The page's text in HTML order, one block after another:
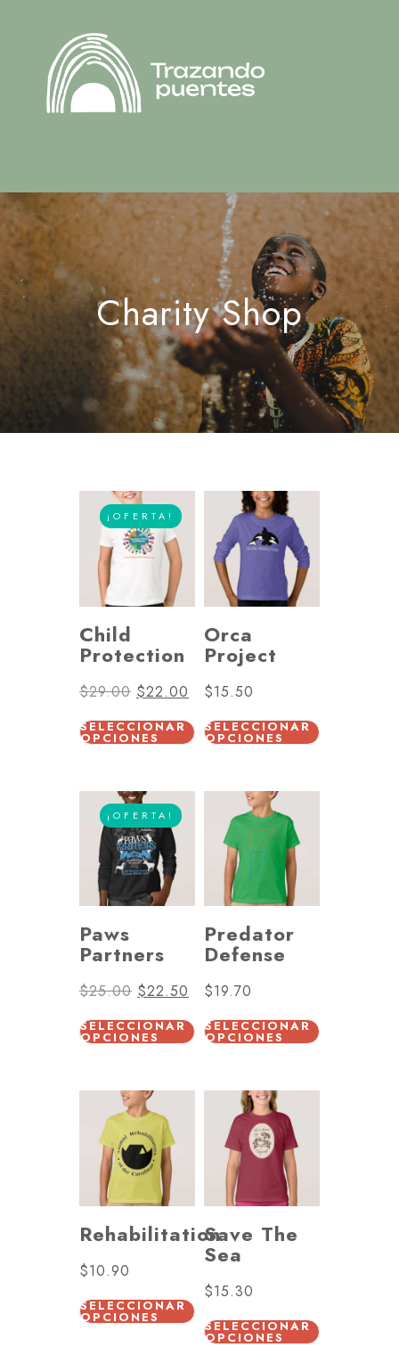
Charity Shop
¡OFERTA!
Child
Protection
$29.00 $22.00
SELECCIONAR
OPCIONES
Orca
Project
$15.50
SELECCIONAR
OPCIONES
¡OFERTA!
Paws
Partners
$25.00 $22.50
SELECCIONAR
OPCIONES
Predator
Defense
$19.70
SELECCIONAR
OPCIONES
Rehabilitation
$10.90
SELECCIONAR
OPCIONES
Save The
Sea
$15.30
SELECCIONAR
OPCIONES